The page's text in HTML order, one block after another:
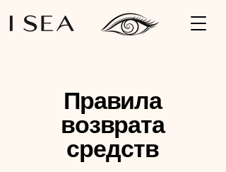
Правила
возврата
средств